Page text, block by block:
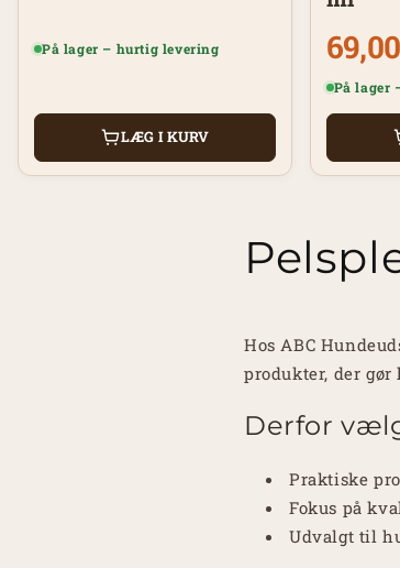
På lager – hurtig levering
LÆG I KURV
På lager
Hos ABC
produkter, der gør
Derfor
Praktiske
Fokus på
Udvalgt til